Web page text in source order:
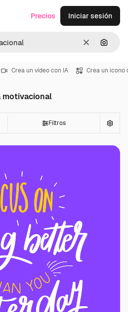
Borrar
Precios Iniciar sesión
Crea un vídeo con IA Crea un icono
motivacional
Filtros